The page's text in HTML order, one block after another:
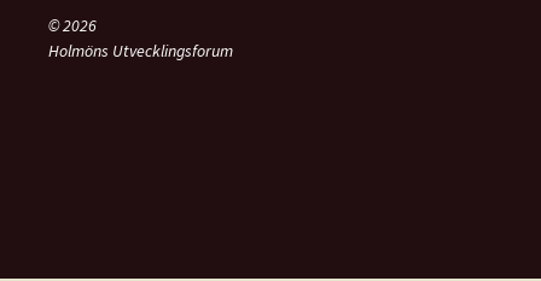
© 2026
Holmöns Utvecklingsforum